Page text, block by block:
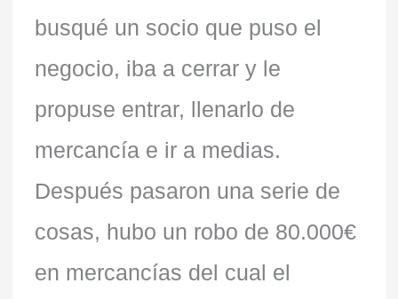
busqué un socio que puso el
negocio, iba a cerrar y le
propuse entrar, llenarlo de
mercancía e ir a medias.
Después pasaron una serie de
cosas, hubo un robo de 80.000€
en mercancías del cual el